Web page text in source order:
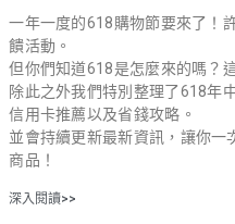
一年一度的618購物節要來了！
饋活動。
但你們知道618是怎麼來的嗎？
除此之外我們特別整理了618年
信用卡推薦以及省錢攻略。
並會持續更新最新資訊，讓你一
商品！
深入閱讀>>